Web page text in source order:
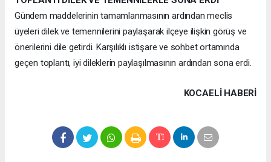
Gündem maddelerinin tamamlanmasının ardından meclis
üyeleri dilek ve temennilerini paylaşarak ilçeye ilişkin görüş ve
önerilerini dile getirdi. Karşılıklı istişare ve sohbet ortamında
geçen toplantı, iyi dileklerin paylaşılmasının ardından sona erdi.
KOCAELI HABERİ